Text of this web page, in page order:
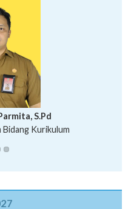
S.Pd.
S.Pd
Bidang Kurikulum
S.Pd., M.Sn
S.Pd.